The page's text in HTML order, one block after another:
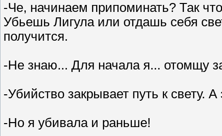
-Че, начинаем припоминать? Так
Убьешь Лигула или отдашь себя
получится.
-Не знаю... Для начала я... отомщу
-Убийство закрывает путь к свету.
-Но я убивала и раньше!